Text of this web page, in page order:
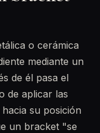
o cerámica
mediante un
de él pasa el
de aplicar las
su posición
un bracket "se